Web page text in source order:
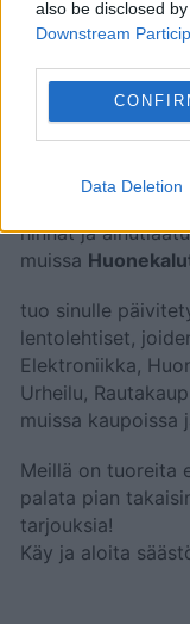
also be disclosed
Downstream
Data Deletion
peitot,
kerrossängyt,
kirjahyllyt,
vastaavat tuotteet.
saadaksesi
hinnat ja
muissa
tuo sinulle
lentolehtiset,
Elektroniikka,
Urheilu,
muissa kaupoissa
Meillä on tuoreita
palata pian
tarjouksia!
Käy ja aloita